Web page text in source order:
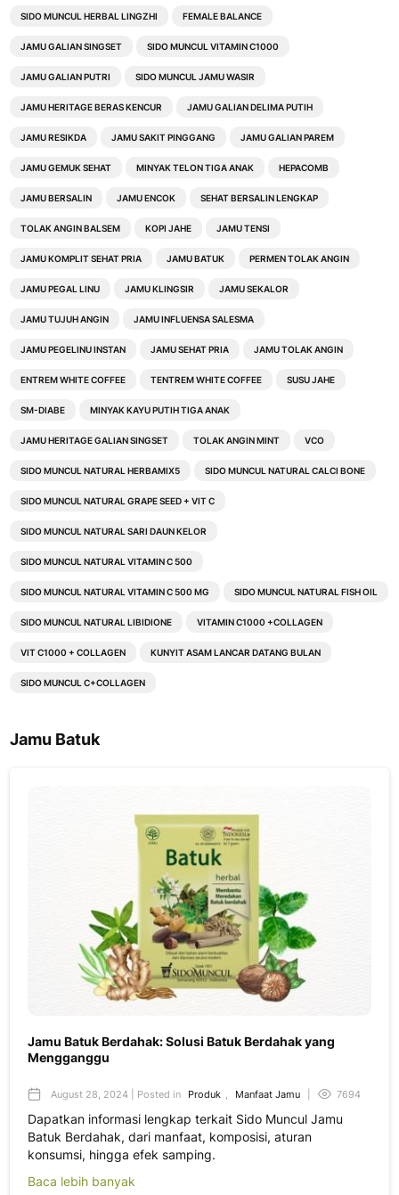
SIDO MUNCUL HERBAL LINGZHI FEMALE BALANCE
JAMU GALIAN SINGSET SIDO MUNCUL VITAMIN C1000
JAMU GALIAN PUTRI SIDO MUNCUL JAMU WASIR
JAMU HERITAGE BERAS KENCUR JAMU GALIAN DELIMA PUTIH
JAMU RESIKDA JAMU SAKIT PINGGANG JAMU GALIAN PAREM
JAMU GEMUK SEHAT MINYAK TELON TIGA ANAK HEPACOMB
JAMU BERSALIN JAMU ENCOK SEHAT BERSALIN LENGKAP
TOLAK ANGIN BALSEM KOPI JAHE JAMU TENSI
JAMU KOMPLIT SEHAT PRIA JAMU BATUK PERMEN TOLAK ANGIN
JAMU PEGAL LINU JAMU KLINGSIR JAMU SEKALOR
JAMU TUJUH ANGIN JAMU INFLUENSA SALESMA
JAMU PEGELINU INSTAN JAMU SEHAT PRIA JAMU TOLAK ANGIN
ENTREM WHITE COFFEE TENTREM WHITE COFFEE SUSU JAHE
SM-DIABE MINYAK KAYU PUTIH TIGA ANAK
JAMU HERITAGE GALIAN SINGSET TOLAK ANGIN MINT VCO
SIDO MUNCUL NATURAL HERBAMIX5 SIDO MUNCUL NATURAL CALCI BONE
SIDO MUNCUL NATURAL GRAPE SEED + VIT C
SIDO MUNCUL NATURAL SARI DAUN KELOR
SIDO MUNCUL NATURAL VITAMIN C 500
SIDO MUNCUL NATURAL VITAMIN C 500 MG SIDO MUNCUL NATURAL FISH OIL
SIDO MUNCUL NATURAL LIBIDIONE VITAMIN C1000 +COLLAGEN
VIT C1000 + COLLAGEN KUNYIT ASAM LANCAR DATANG BULAN
SIDO MUNCUL C+COLLAGEN
Jamu Batuk
Jamu Batuk Berdahak: Solusi Batuk Berdahak yang
Mengganggu
August 28, 2024 | Posted in Produk Manfaat Jamu 7694
Dapatkan informasi lengkap terkait Sido Muncul Jamu
Batuk Berdahak, dari manfaat, komposisi, aturan
konsumsi, hingga efek samping.
Baca lebih banyak